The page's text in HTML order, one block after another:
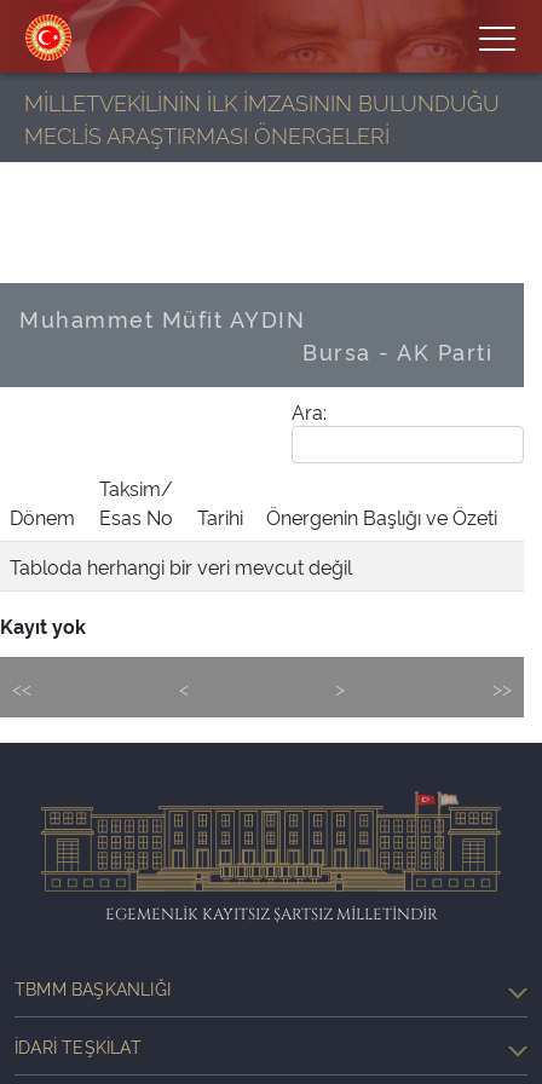
MİLLETVEKİLİNİN İLK İMZASININ BULUNDUĞU
MECLİS ARAŞTIRMASI ÖNERGELERİ
Muhammet Müfit AYDIN
Bursa - AK Parti
Ara:
Dönem
Taksim/
Esas No
Tarihi
Önergenin Başlığı ve Özeti
Tabloda herhangi bir veri mevcut değil
Kayıt yok
<< < > >>
EGEMENLİK KAYITSIZ ŞARTSIZ MİLLETİNDİR
TBMM BAŞKANLIĞI
İDARI TEŞKILAT